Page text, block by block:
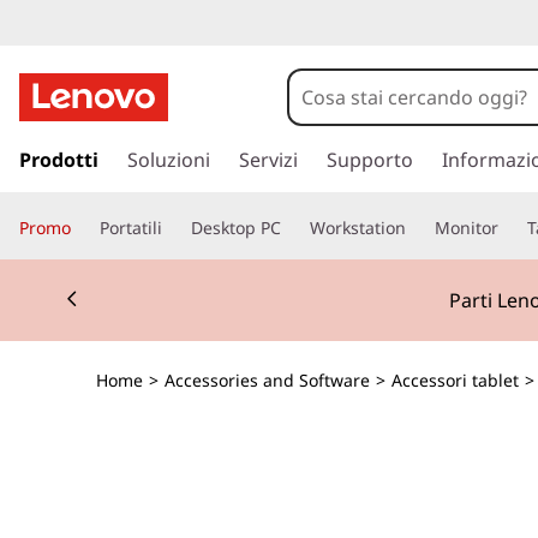
a
a
a
n
Prodotti Soluzioni Servizi Supporto
Promo Portatili Desktop PC Workstation Monitor
Parti
Home > Accessories and Software > Accessori tablet >